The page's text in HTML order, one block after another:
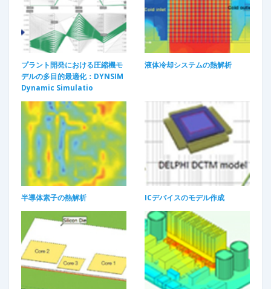
プラント開発における圧縮機モ
デルの多目的最適化：DYNSIM
Dynamic Simulatio
液体冷却システムの熱解析
半導体素子の熱解析 ICデバイスのモデル作成​